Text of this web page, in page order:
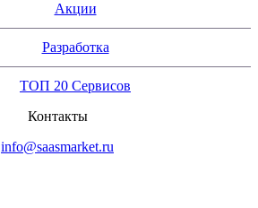
Акции
Разработка
ТОП 20 Сервисов
Контакты
info@saasmarket.ru